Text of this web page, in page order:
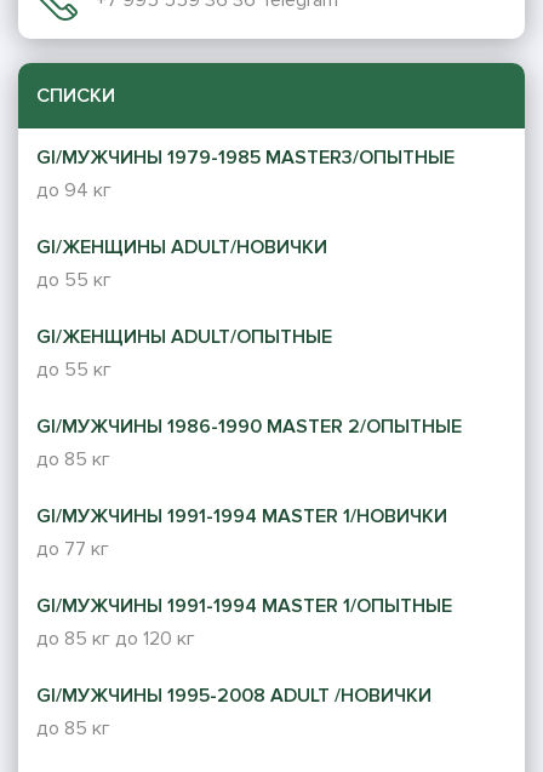
СПИСКИ
GI/МУЖЧИНЫ 1979-1985 MASTER3/ОПЫТНЫЕ
до 94 кг
GI/ЖЕНЩИНЫ ADULT/НОВИЧКИ
до 55 кг
GI/ЖЕНЩИНЫ ADULT/ОПЫТНЫЕ
до 55 кг
GI/МУЖЧИНЫ 1986-1990 MASTER 2/ОПЫТНЫЕ
до 85 кг
GI/МУЖЧИНЫ 1991-1994 MASTER 1/НОВИЧКИ
до 77 кг
GI/МУЖЧИНЫ 1991-1994 MASTER 1/ОПЫТНЫЕ
до 85 кг до 120 кг
GI/МУЖЧИНЫ 1995-2008 ADULT /НОВИЧКИ
до 85 кг